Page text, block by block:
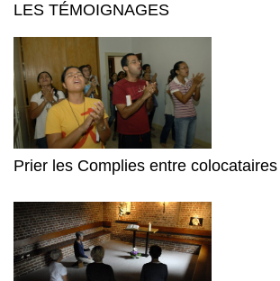
LES TÉMOIGNAGES
Prier les Complies entre colocataires